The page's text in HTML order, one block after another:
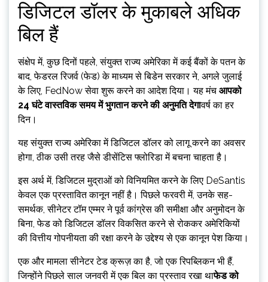
डिजिटल डॉलर के मुकाबले अधिक
बिल हैं
संक्षेप में, कुछ दिनों पहले, संयुक्त राज्य अमेरिका में कई बैंकों के पतन के
बाद, फेडरल रिजर्व (फेड) के माध्यम से बिडेन सरकार ने, अगले जुलाई
के लिए, FedNow सेवा शुरू करने का आदेश दिया। यह मंच आपको
24 घंटे वास्तविक समय में भुगतान करने की अनुमति देगावर्ष का हर
दिन।
यह संयुक्त राज्य अमेरिका में डिजिटल डॉलर को लागू करने का अवसर
होगा, ठीक उसी तरह जैसे डीसेंटिस फ्लोरिडा में बचना चाहता है।
इस अर्थ में, डिजिटल मुद्राओं को विनियमित करने के लिए DeSantis
केवल एक प्रस्तावित कानून नहीं है। पिछले फरवरी में, उनके सह-
समर्थक, सीनेटर टॉम एम्मर ने पूर्व कांग्रेस की समीक्षा और अनुमोदन के
बिना, फेड को डिजिटल डॉलर विकसित करने से रोककर अमेरिकियों
की वित्तीय गोपनीयता की रक्षा करने के उद्देश्य से एक कानून पेश किया।
एक और मामला सीनेटर टेड क्रूज़ का है, जो एक रिपब्लिकन भी हैं,
जिन्होंने पिछले साल जनवरी में एक बिल का प्रस्ताव रखा थाफेड को